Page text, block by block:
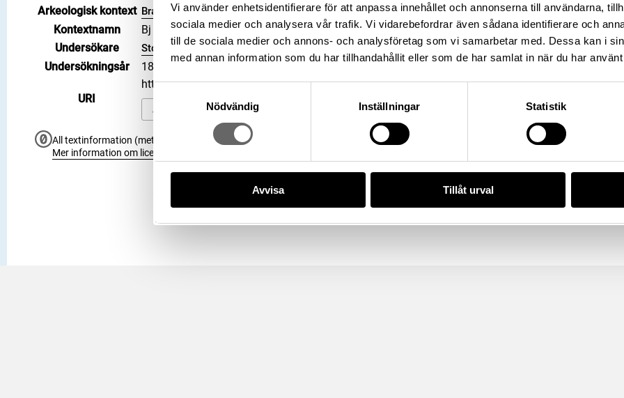
Vi använder enhetsidentifierare för att anpassa innehållet och annonserna till användarna,
sociala medier och analysera vår trafik. Vi vidarebefordrar även sådana identifierare och
till de sociala medier och annons- och analysföretag som vi samarbetar med. Dessa kan i
med annan information som du har tillhandahållit eller som de har samlat in när du har
Nödvändig
Inställningar Statistik
Avvisa Tillåt urval
Arkeologisk kontext Brandgrav, Grav, Hög: 732
Kontextnamn
Bj 732
Undersökare
Stolpe, Hjalmar
Undersökningsår 1879
URI
https://samlingar.shm.se/object/704B6D74-4788-42BD-882E-F061D1E8FBE5
Kopiera URI
All textinformation (metadata) på denna sida är fri att använda enligt licensen CC0.
Mer information om licenser hos Statens historiska museer.